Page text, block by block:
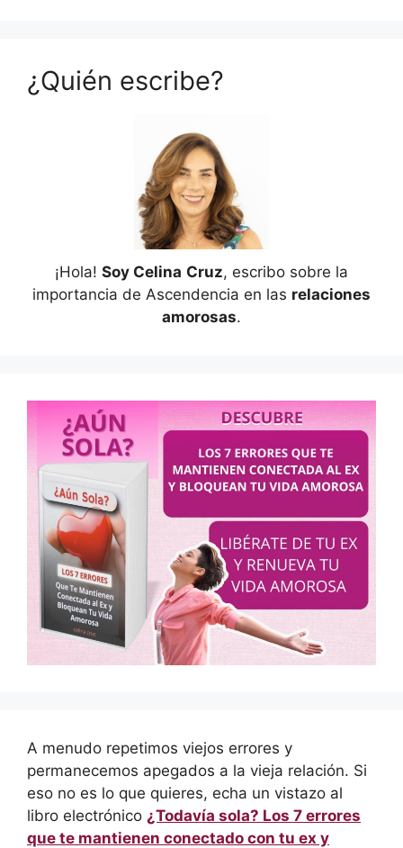
¿Quién escribe?
¡Hola! Soy Celina Cruz, escribo sobre la
importancia de Ascendencia en las relaciones
amorosas.
A menudo repetimos viejos errores y
permanecemos apegados a la vieja relación. Si
eso no es lo que quieres, echa un vistazo al
libro electrónico ¿Todavía sola? Los 7 errores
que te mantienen conectado con tu ex y